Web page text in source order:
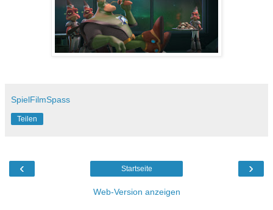
SpielFilmSpass
Teilen
‹ ›
Startseite
Web-Version anzeigen